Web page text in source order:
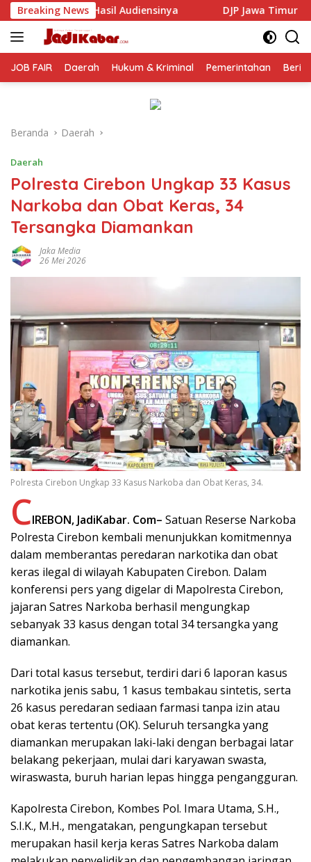
Langsung
ke
konten
Breaking NewsDJP Jawa Timur Gandeng GP Ansor
JOB FAIR Daerah Hukum & Kriminal Pemerintahan
Beranda Daerah
Daerah
Polresta Cirebon Ungkap 33 Kasus
Narkoba dan Obat Keras, 34
Tersangka Diamankan
Jaka Media
26 Mei 2026
Polresta Cirebon Ungkap 33 Kasus Narkoba dan Obat Keras, 34.
CIREBON, JadiKabar. Com– Satuan Reserse Narkoba
Polresta Cirebon kembali menunjukkan komitmennya
dalam memberantas peredaran narkotika dan obat
keras ilegal di wilayah Kabupaten Cirebon. Dalam
konferensi pers yang digelar di Mapolresta Cirebon,
jajaran Satres Narkoba berhasil mengungkap
sebanyak 33 kasus dengan total 34 tersangka yang
diamankan.
Dari total kasus tersebut, terdiri dari 6 laporan kasus
narkotika jenis sabu, 1 kasus tembakau sintetis, serta
26 kasus peredaran sediaan farmasi tanpa izin atau
obat keras tertentu (OK). Seluruh tersangka yang
diamankan merupakan laki-laki dengan berbagai latar
belakang pekerjaan, mulai dari karyawan swasta,
wiraswasta, buruh harian lepas hingga pengangguran.
Kapolresta Cirebon, Kombes Pol. Imara Utama, S.H.,
S.I.K., M.H., mengatakan, pengungkapan tersebut
merupakan hasil kerja keras Satres Narkoba dalam